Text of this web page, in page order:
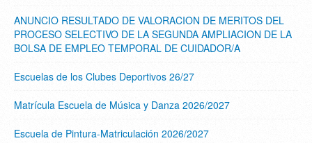
ANUNCIO RESULTADO DE VALORACION DE MERITOS DEL
PROCESO SELECTIVO DE LA SEGUNDA AMPLIACION DE LA
BOLSA DE EMPLEO TEMPORAL DE CUIDADOR/A
Escuelas de los Clubes Deportivos 26/27
Matrícula Escuela de Música y Danza 2026/2027
Escuela de Pintura-Matriculación 2026/2027